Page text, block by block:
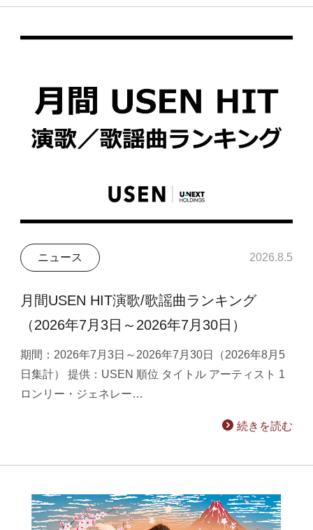
ニュース 2026.8.5
月間USEN HIT演歌/歌謡曲ランキング
（2026年7月3日～2026年7月30日）
期間：2026年7月3日～2026年7月30日（2026年8月5
日集計） 提供：USEN 順位 タイトル アーティスト 1
ロンリー・ジェネレー…
続きを読む